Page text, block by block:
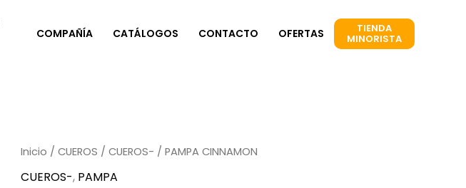
COMPAÑÍA CATÁLOGOS CONTACTO OFERTAS TIENDA
MINORISTA
Inicio / CUEROS / CUEROS- / PAMPA CINNAMON
CUEROS-, PAMPA